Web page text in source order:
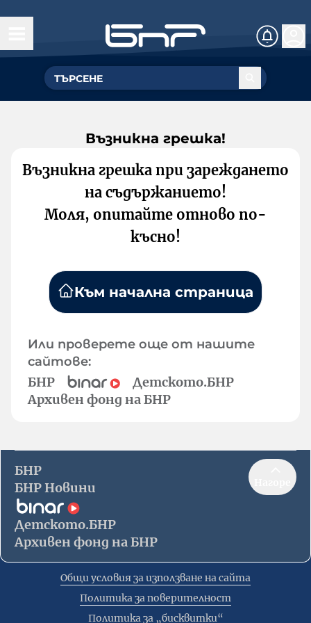
Възникна грешка!
Възникна грешка при зареждането
на съдържанието!
Моля, опитайте отново по-
късно!
Към начална страница
Или проверете още от нашите
сайтове:
БНР
Детското.БНР
Архивен фонд на БНР
БНР
БНР Новини
Детското.БНР
Архивен фонд на БНР
Общи условия за използване на сайта
Политика за поверителност
Политика за „бисквитки“